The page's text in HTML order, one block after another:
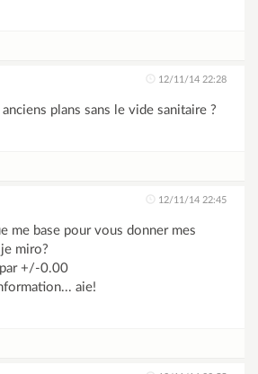
12/11/14 22:28
plans sans le vide sanitaire ?
12/11/14 22:45
me base pour vous donner mes
miro?
+/-0.00
aie!